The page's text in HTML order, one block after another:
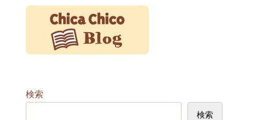
検索
検索